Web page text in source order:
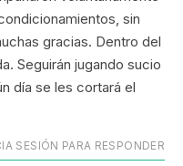
sin
gracias. Dentro del
Seguirán jugando sucio
día se les cortará el
SESIÓN PARA RESPONDER